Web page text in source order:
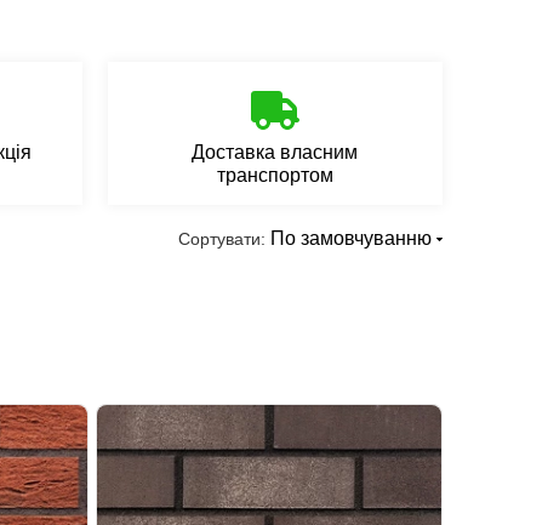
Доставка власним
транспортом
Сортувати: По замовчуванню